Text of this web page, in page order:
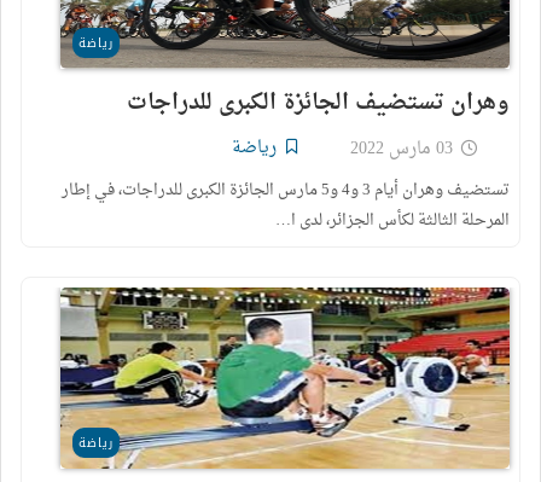
رياضة
وهران تستضيف الجائزة الكبرى للدراجات
03 مارس 2022 رياضة
تستضيف وهران أيام 3 و4 و5 مارس الجائزة الكبرى للدراجات، في إطار
المرحلة الثالثة لكأس الجزائر، لدى ا…
رياضة